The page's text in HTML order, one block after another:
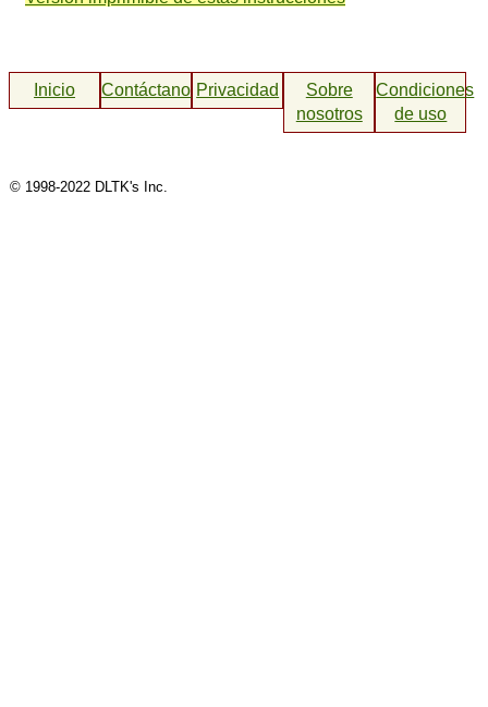
Inicio ContáctanosPrivacidad
Sobre
nosotros
Condiciones
de uso
© 1998-2022 DLTK's Inc.